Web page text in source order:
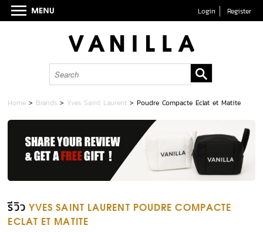
Login Register
Home > Brands > Yves Saint Laurent >Poudre Compacte Eclat et Matite
รีวิว YVES SAINT LAURENT POUDRE COMPACTE
ECLAT ET MATITE